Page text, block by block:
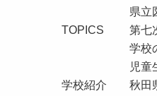
県立図書館の
TOPICS 第七次
学校の先生の
児童生徒が主
学校紹介 秋田県